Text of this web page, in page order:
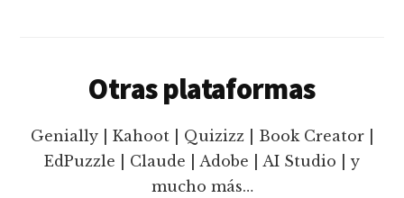
Otras plataformas
Genially | Kahoot | Quizizz | Book Creator |
EdPuzzle | Claude | Adobe | AI Studio | y
mucho más…